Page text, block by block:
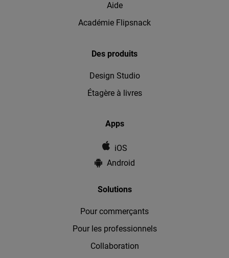
Aide
Académie Flipsnack
Des produits
Design Studio
Étagère à livres
Apps
iOS
Android
Solutions
Pour commerçants
Pour les professionnels
Collaboration